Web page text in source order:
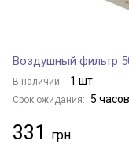
Воздушный фильтр
В наличии: 1 шт.
Срок ожидания: 5 часов
331